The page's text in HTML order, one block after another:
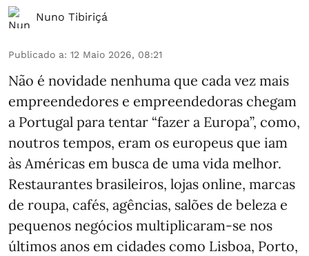
Nuno Tibiriçá
Publicado a: 12 Maio 2026, 08:21
Não é novidade nenhuma que cada vez mais
empreendedores e empreendedoras chegam
a Portugal para tentar “fazer a Europa”, como,
noutros tempos, eram os europeus que iam
às Américas em busca de uma vida melhor.
Restaurantes brasileiros, lojas online, marcas
de roupa, cafés, agências, salões de beleza e
pequenos negócios multiplicaram-se nos
últimos anos em cidades como Lisboa, Porto,